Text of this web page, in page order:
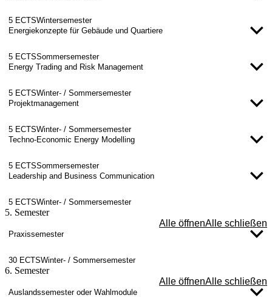
5 ECTSWintersemester
Energiekonzepte für Gebäude und Quartiere
5 ECTSSommersemester
Energy Trading and Risk Management
5 ECTSWinter- / Sommersemester
Projektmanagement
5 ECTSWinter- / Sommersemester
Techno-Economic Energy Modelling
5 ECTSSommersemester
Leadership and Business Communication
5 ECTSWinter- / Sommersemester
5. Semester
Alle öffnenAlle schließen
Praxissemester
30 ECTSWinter- / Sommersemester
6. Semester
Alle öffnenAlle schließen
Auslandssemester oder Wahlmodule